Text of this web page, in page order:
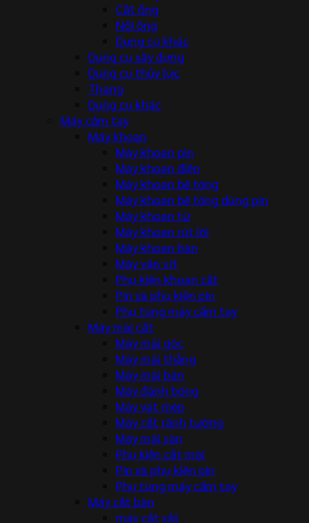
Cắt ống
Nối ống
Dụng cụ khác
Dụng cụ xây dựng
Dụng cụ thủy lực
Thang
Dụng cụ khác
Máy cầm tay
Máy khoan
Máy khoan pin
Máy khoan điện
Máy khoan bê tông
Máy khoan bê tông dùng pin
Máy khoan từ
Máy khoan rút lõi
Máy khoan bàn
Máy vặn vít
Phụ kiện khoan cắt
Pin và phụ kiện pin
Phụ tùng máy cầm tay
Máy mài cắt
Máy mài góc
Máy mài thẳng
Máy mài bàn
Máy đánh bóng
Máy vát mép
Máy cắt rãnh tường
Máy mài sàn
Phụ kiện cắt mài
Pin và phụ kiện pin
Phụ tùng máy cầm tay
Máy cắt bàn
máy cắt sắt